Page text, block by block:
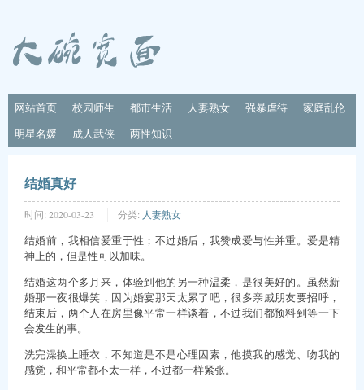
网站首页 校园师生 都市生活 人妻熟女 强暴虐待
家庭乱伦
明星名媛
成人武侠 两性知识
结婚真好
时间: 2020-03-23 分类: 人妻熟女
结婚前，我相信爱重于性；不过婚后，我赞成爱与性并重。爱是精
神上的，但是性可以加味。
结婚这两个多月来，体验到他的另一种温柔，是很美好的。虽然新
婚那一夜很爆笑，因为婚宴那天太累了吧，很多亲戚朋友要招呼，
结束后，两个人在房里像平常一样谈着，不过我们都预料到等一下
会发生的事。
洗完澡换上睡衣，不知道是不是心理因素，他摸我的感觉、吻我的
感觉，和平常都不太一样，不过都一样紧张。